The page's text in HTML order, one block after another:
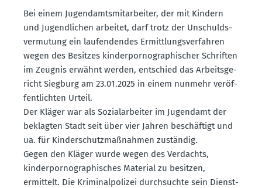
Bei einem Jugend­amts­mit­ar­beiter, der mit Kindern
und Jugend­lichen arbeitet, darf trotz der Unschulds­
ver­mutung ein laufen­dendes Ermitt­lungs­ver­fahren
wegen des Besitzes kinder­por­no­gra­phi­scher Schriften
im Zeugnis erwähnt werden, entschied das Arbeits­ge­
richt Siegburg am 23.01.2025 in einem nunmehr veröf­
fent­lichten Urteil.
Der Kläger war als Sozial­ar­beiter im Jugendamt der
beklagten Stadt seit über vier Jahren beschäftigt und
ua. für Kinder­schutz­maß­nahmen zuständig.
Gegen den Kläger wurde wegen des Verdachts,
kinder­por­no­gra­phi­sches Material zu besitzen,
ermittelt. Die Krimi­nal­po­lizei durch­suchte sein Dienst­